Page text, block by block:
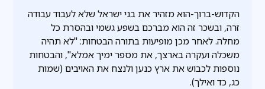
הקדוש-ברוך-הוא מזהיר את בני ישראל שלא לעבוד עבודה
זרה, ובשכר זה הוא מברכם בשפע גשמי ובהסרת כל
מחלה. לאחר מכן מופיעות בתורה הבטחות: "לא תהיה
משכלה ועקרה בארצך, את מספר ימיך אמלא", והבטחות
נוספות לכבוש את ארץ כנען ולנצח את האויבים (שמות
כג, כד ואילך).